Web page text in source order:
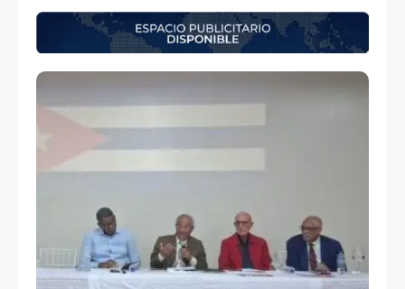
DOMINGO, REPÚBLICA